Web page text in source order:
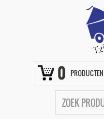
0 PRODUCTEN